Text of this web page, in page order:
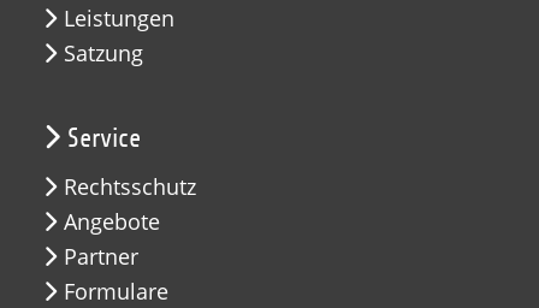
Leistungen
Satzung
Service
Rechtsschutz
Angebote
Partner
Formulare